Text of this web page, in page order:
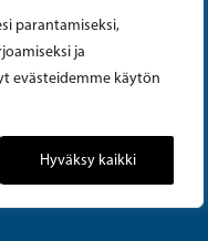
parantamiseksi,
ja
evästeidemme käytön
Hyväksy kaikki